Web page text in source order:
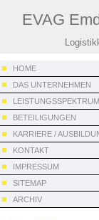
EVAG
HOME
DAS UNTERNEHMEN
LEISTUNGSSPEKTRUM
BETEILIGUNGEN
KARRIERE /
KONTAKT
IMPRESSUM
SITEMAP
ARCHIV